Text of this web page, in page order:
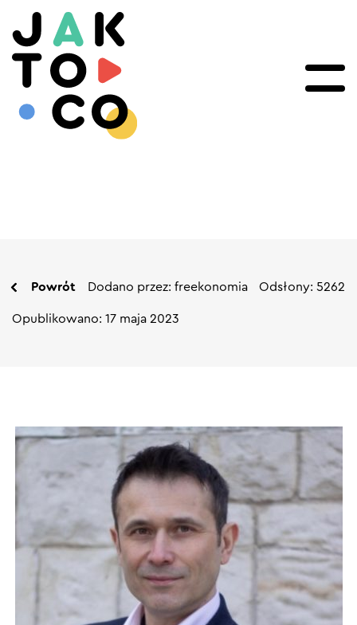
Powrót Dodano przez: freekonomia Odsłony: 5262
Opublikowano: 17 maja 2023